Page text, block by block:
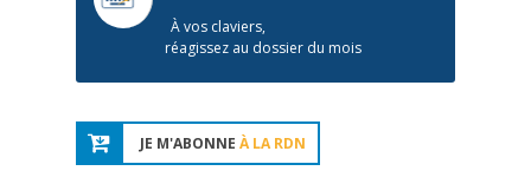
À vos claviers,
réagissez au dossier du mois
JE M'ABONNE À LA RDN